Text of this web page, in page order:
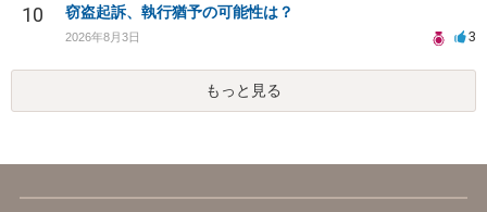
10 窃盗起訴、執行猶予の可能性は？
2026年8月3日 3
もっと見る